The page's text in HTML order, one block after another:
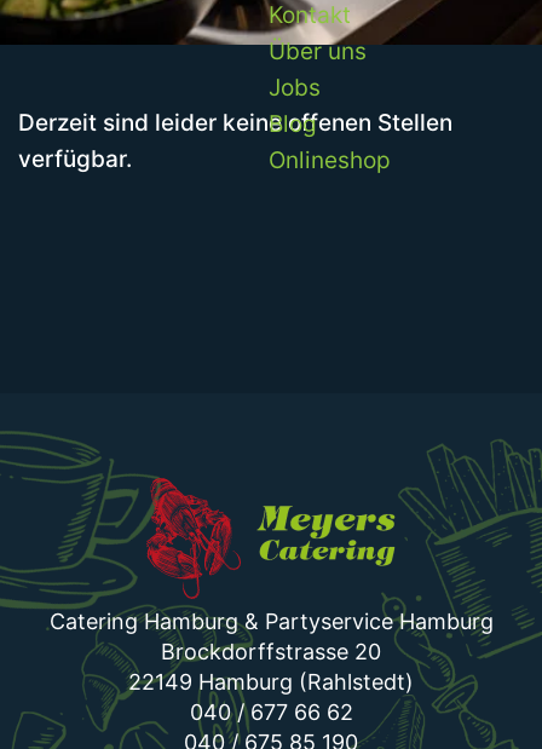
Kontakt
Über uns
Jobs
Blog
Onlineshop
Derzeit sind leider keine offenen Stellen
verfügbar.
Catering Hamburg & Partyservice Hamburg
Brockdorffstrasse 20
22149 Hamburg (Rahlstedt)
040 / 677 66 62
040 / 675 85 190